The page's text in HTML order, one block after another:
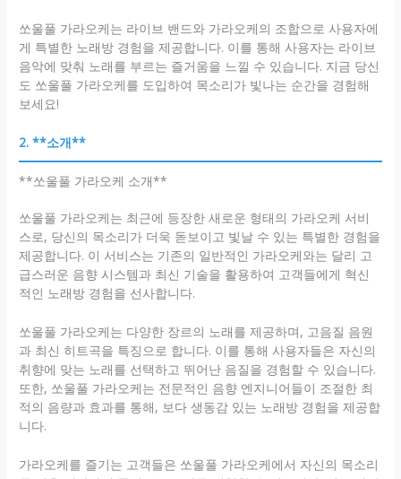
쏘울풀 가라오케는 라이브 밴드와 가라오케의 조합으로 사용자에
게 특별한 노래방 경험을 제공합니다. 이를 통해 사용자는 라이브
음악에 맞춰 노래를 부르는 즐거움을 느낄 수 있습니다. 지금 당신
도 쏘울풀 가라오케를 도입하여 목소리가 빛나는 순간을 경험해
보세요!
2. **소개**
**쏘울풀 가라오케 소개**
쏘울풀 가라오케는 최근에 등장한 새로운 형태의 가라오케 서비
스로, 당신의 목소리가 더욱 돋보이고 빛날 수 있는 특별한 경험을
제공합니다. 이 서비스는 기존의 일반적인 가라오케와는 달리 고
급스러운 음향 시스템과 최신 기술을 활용하여 고객들에게 혁신
적인 노래방 경험을 선사합니다.
쏘울풀 가라오케는 다양한 장르의 노래를 제공하며, 고음질 음원
과 최신 히트곡을 특징으로 합니다. 이를 통해 사용자들은 자신의
취향에 맞는 노래를 선택하고 뛰어난 음질을 경험할 수 있습니다.
또한, 쏘울풀 가라오케는 전문적인 음향 엔지니어들이 조절한 최
적의 음량과 효과를 통해, 보다 생동감 있는 노래방 경험을 제공합
니다.
가라오케를 즐기는 고객들은 쏘울풀 가라오케에서 자신의 목소리